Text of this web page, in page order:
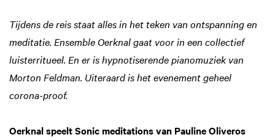
Tijdens de reis staat alles in het teken van ontspanning en
meditatie. Ensemble Oerknal gaat voor in een collectief
luisterritueel. En er is hypnotiserende pianomuziek van
Morton Feldman. Uiteraard is het evenement geheel
corona-proof.
Oerknal speelt Sonic meditations van Pauline Oliveros